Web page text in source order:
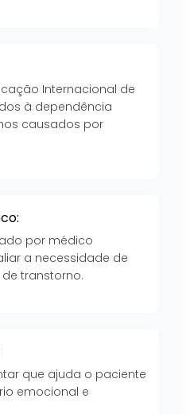
Internacional de
à dependência
causados por
por médico
a necessidade de
transtorno.
que ajuda o paciente
emocional e